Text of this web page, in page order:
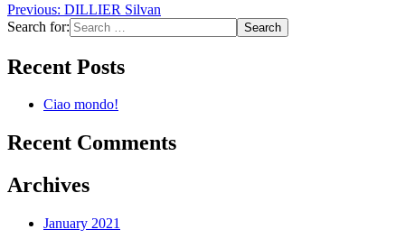
Previous: DILLIER Silvan
Search for:
Recent Posts
Ciao mondo!
Recent Comments
Archives
January 2021